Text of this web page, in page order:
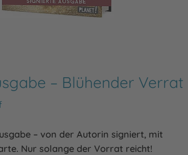
– Blühender Verrat
– von der Autorin signiert, mit
Nur solange der Vorrat reicht!